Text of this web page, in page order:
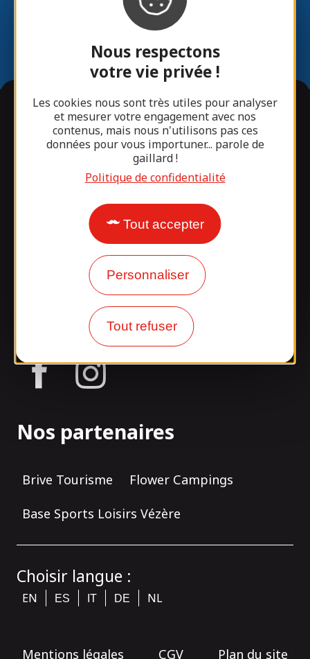
Nous respectons
votre vie privée !
Les cookies nous sont très utiles pour analyser
et mesurer votre engagement avec nos
contenus, mais nous n'utilisons pas ces
données pour vous importuner... parole de
gaillard !
Politique de confidentialité
Tout accepter
Personnaliser
Tout refuser
Informations
Stages sportifs et groupes aviron
Que faire à proximité
Questions fréquentes
Suivez-nous !
Nos partenaires
Brive Tourisme Flower Campings
Base Sports Loisirs Vézère
Choisir langue :
EN ES IT DE NL
Mentions légales CGV Plan du site